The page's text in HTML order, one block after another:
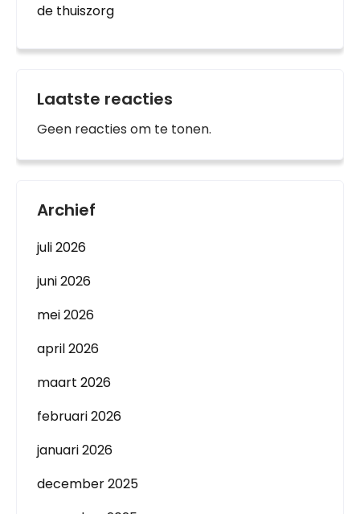
de thuiszorg
Laatste reacties
Geen reacties om te tonen.
Archief
juli 2026
juni 2026
mei 2026
april 2026
maart 2026
februari 2026
januari 2026
december 2025